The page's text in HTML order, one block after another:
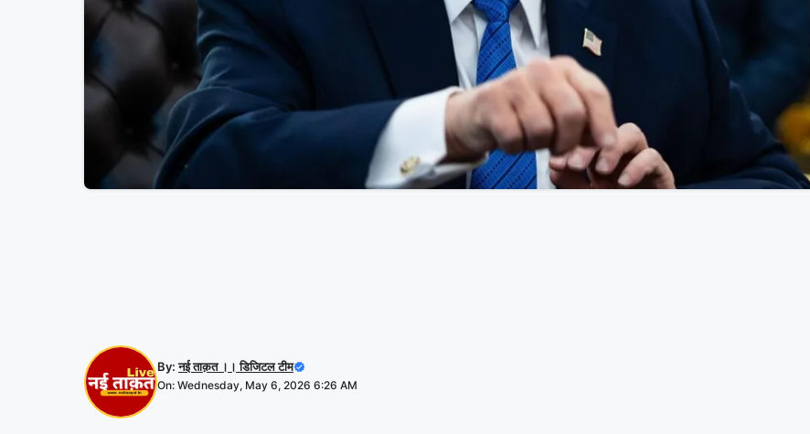
By:नई ताक़त ।। डिजिटल टीम
On: Wednesday, May 6, 2026 6:26 AM